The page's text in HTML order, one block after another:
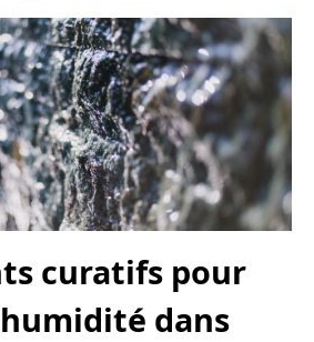
curatifs pour
dans